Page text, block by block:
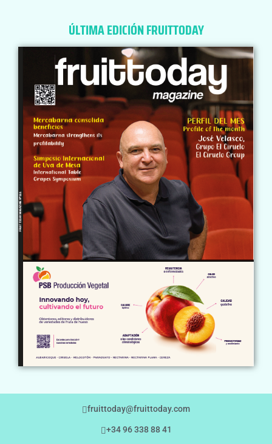
ÚLTIMA EDICIÓN FRUITTODAY
fruittoday@fruittoday.com
+34 96 338 88 41